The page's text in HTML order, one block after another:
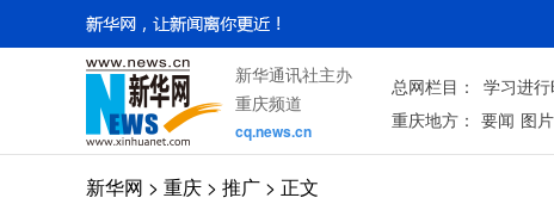
新华通讯社主办
重庆频道
cq.news.cn
总网栏目： 学习进
重庆地方： 要闻 图片
新华网 > 重庆 > 推广 > 正文